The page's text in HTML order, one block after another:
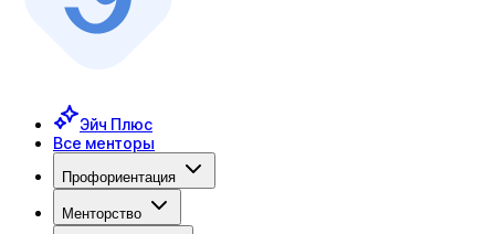
Эйч Плюс
Все менторы
Профориентация
Менторство